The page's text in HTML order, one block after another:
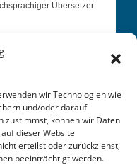
wir Technologien wie
und/oder darauf
zustimmst, können wir Daten
dieser Website
erteilst oder zurückziehst,
beeinträchtigt werden.
Übersetzer
. Bookmark the